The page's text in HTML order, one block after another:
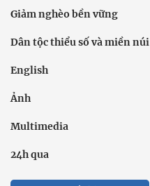
Giảm nghèo bền vững
Dân tộc thiểu số và miền núi
English
Ảnh
Multimedia
24h qua